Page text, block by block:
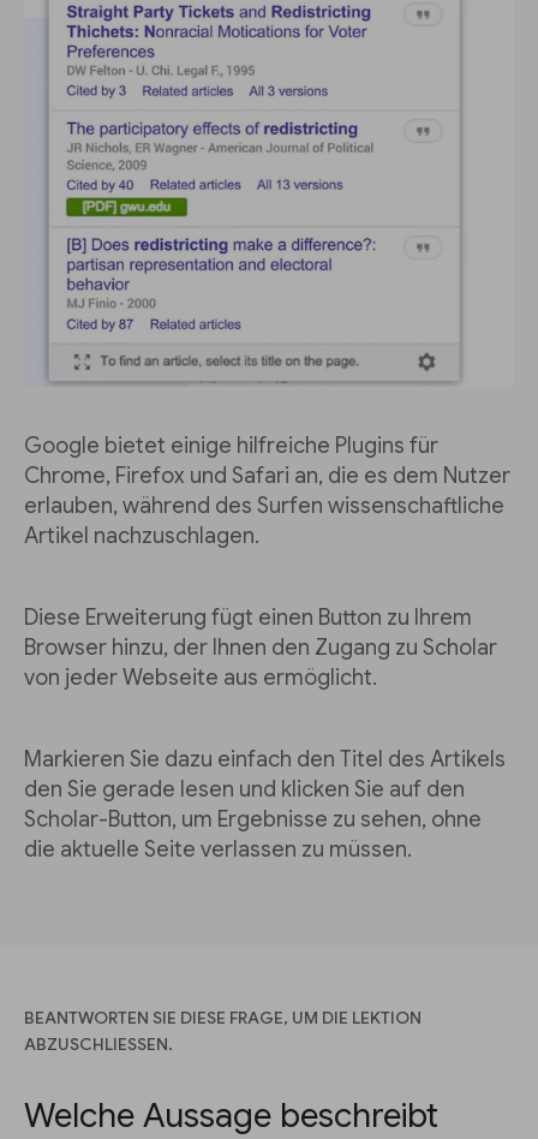
Google bietet einige hilfreiche Plugins für
Chrome, Firefox und Safari an, die es dem Nutzer
erlauben, während des Surfen wissenschaftliche
Artikel nachzuschlagen.
Diese Erweiterung fügt einen Button zu Ihrem
Browser hinzu, der Ihnen den Zugang zu Scholar
von jeder Webseite aus ermöglicht.
Markieren Sie dazu einfach den Titel des Artikels
den Sie gerade lesen und klicken Sie auf den
Scholar-Button, um Ergebnisse zu sehen, ohne
die aktuelle Seite verlassen zu müssen.
BEANTWORTEN SIE DIESE FRAGE, UM DIE LEKTION
ABZUSCHLIESSEN.
Welche Aussage beschreibt